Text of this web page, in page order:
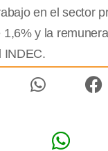
en el sector
1,6% y la
INDEC.